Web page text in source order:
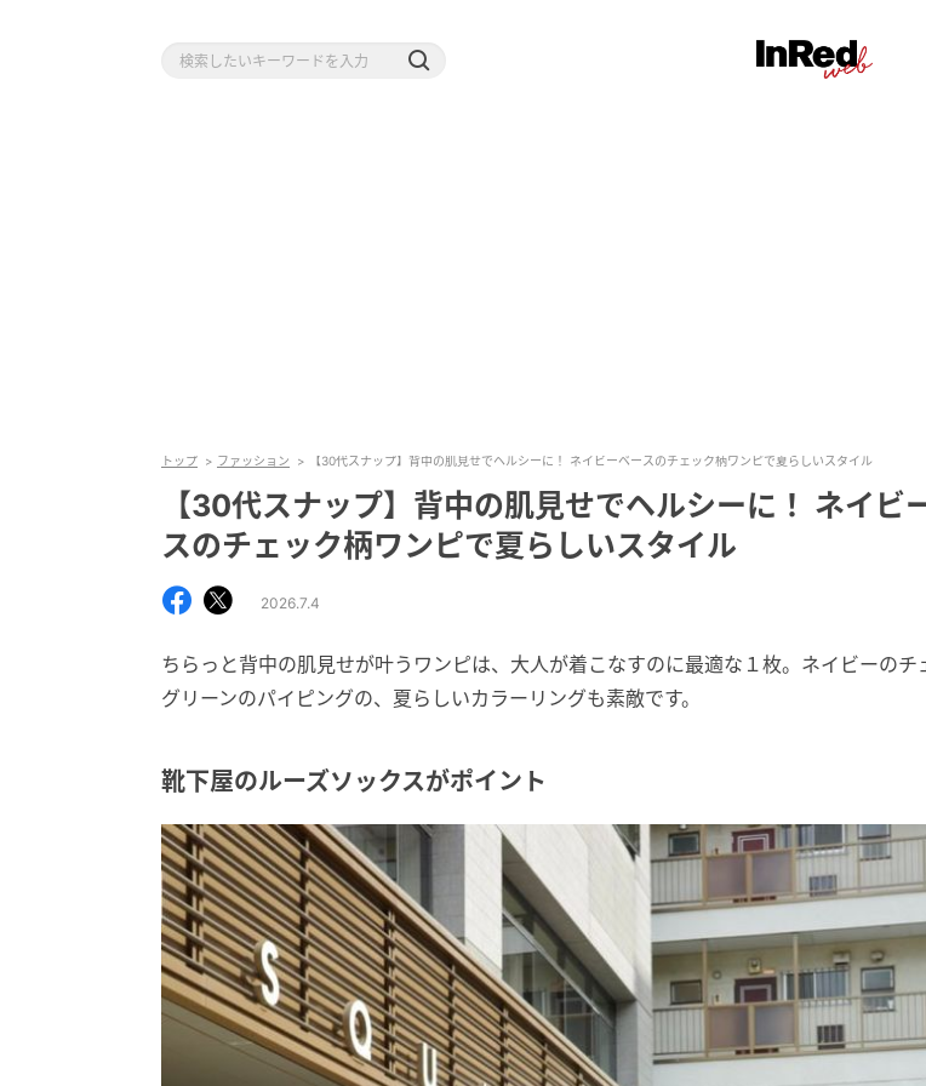
トップ ファッション 【30代スナップ】背中の肌見せでヘルシーに！ ネイビーベースのチェック柄ワンピで夏らしいスタイル
【30代スナップ】背中の肌見せでヘルシーに！ ネイビ
スのチェック柄ワンピで夏らしいスタイル
2026.7.4
ちらっと背中の肌見せが叶うワンピは、大人が着こなすのに最適な１枚。ネイビーのチ
グリーンのパイピングの、夏らしいカラーリングも素敵です。
靴下屋のルーズソックスがポイント